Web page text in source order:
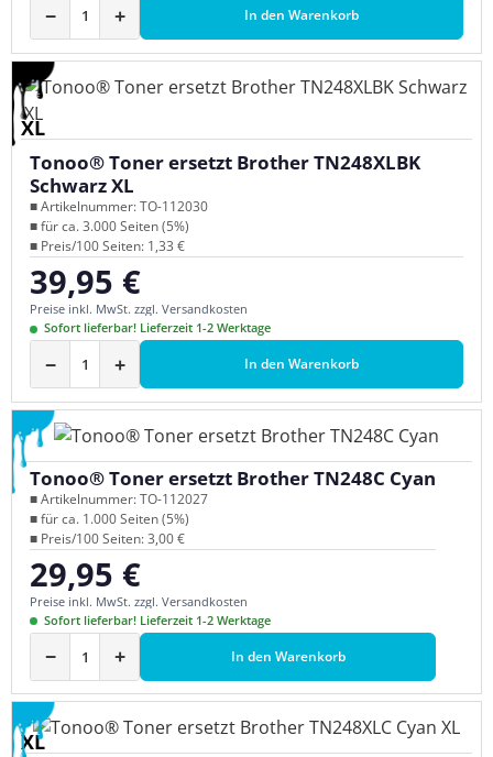
− + In den Warenkorb
XL
Tonoo® Toner ersetzt Brother TN248XLBK
Schwarz XL
■ Artikelnummer: TO-112030
■ für ca. 3.000 Seiten (5%)
■ Preis/100 Seiten: 1,33 €
Regulärer Preis:
39,95 €
Preise inkl. MwSt. zzgl. Versandkosten
Sofort lieferbar! Lieferzeit 1-2 Werktage
− + In den Warenkorb
Tonoo® Toner ersetzt Brother TN248C Cyan
■ Artikelnummer: TO-112027
■ für ca. 1.000 Seiten (5%)
■ Preis/100 Seiten: 3,00 €
Regulärer Preis:
29,95 €
Preise inkl. MwSt. zzgl. Versandkosten
Sofort lieferbar! Lieferzeit 1-2 Werktage
− + In den Warenkorb
XL